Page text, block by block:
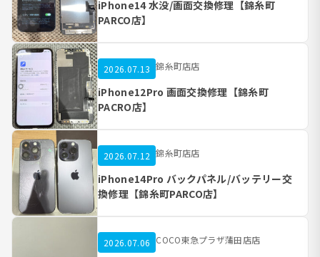
iPhone14 水没/画面交換修理【錦糸町
PARCO店】
2026.07.13 錦糸町店店
iPhone12Pro 画面交換修理【錦糸町
PACRO店】
2026.07.12 錦糸町店店
iPhone14Pro バックパネル/バッテリー交
換修理【錦糸町PARCO店】
2026.07.06 COCO東急プラザ蒲田店店